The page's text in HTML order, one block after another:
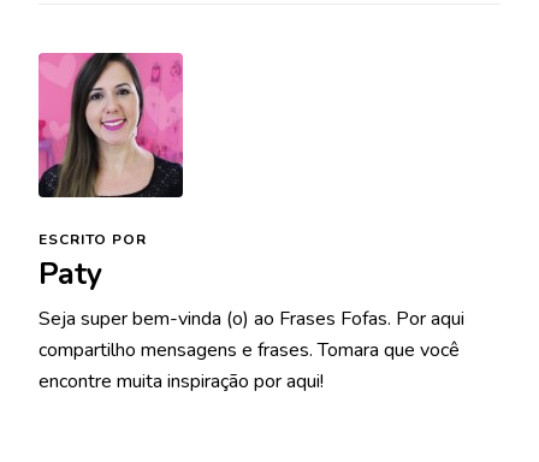
ESCRITO POR
Paty
Seja super bem-vinda (o) ao Frases Fofas. Por aqui
compartilho mensagens e frases. Tomara que você
encontre muita inspiração por aqui!